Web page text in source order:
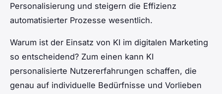
Personalisierung und steigern die Effizienz
automatisierter Prozesse wesentlich.
Warum ist der Einsatz von KI im digitalen Marketing
so entscheidend? Zum einen kann KI
personalisierte Nutzererfahrungen schaffen, die
genau auf individuelle Bedürfnisse und Vorlieben